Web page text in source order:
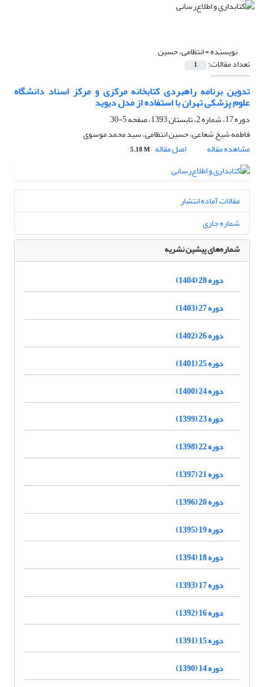
نویسنده =انتظامی، حسین
تعداد مقالات: 1
تدوین برنامه راهبردی کتابخانه مرکزی و مرکز اسناد دانشگاه
علوم پزشکی تهران با استفاده از مدل دیوید
دوره 17، شماره 2، تابستان 1393، صفحه
5-30
فاطمه شیخ شعاعی، حسین انتظامی، سید محمد موسوی
مشاهده مقاله
اصل مقاله 5.18 M
مقالات آماده انتشار
شماره جاری
شماره‌های پیشین نشریه
دوره 28 (1404)
دوره 27 (1403)
دوره 26 (1402)
دوره 25 (1401)
دوره 24 (1400)
دوره 23 (1399)
دوره 22 (1398)
دوره 21 (1397)
دوره 20 (1396)
دوره 19 (1395)
دوره 18 (1394)
دوره 17 (1393)
دوره 16 (1392)
دوره 15 (1391)
دوره 14 (1390)